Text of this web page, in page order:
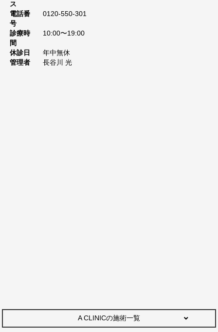
ス
電話番
号
0120-550-301
診療時
間
10:00〜19:00
休診日
年中無休
管理者
長谷川 光
A CLINICの施術一覧